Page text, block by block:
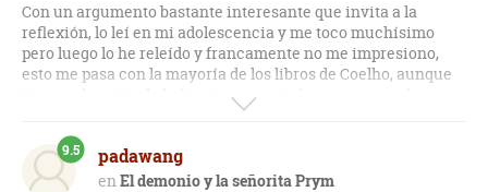
Con un argumento bastante interesante que invita a la
reflexión, lo leí en mi adolescencia y me toco muchísimo
pero luego lo he releído y francamente no me impresiono,
esto me pasa con la mayoría de los libros de Coelho, aunque
tienen el merito de haber incrementado mi amor por la
lectura en mi adolescencia. Por romántico, le daré 8.
padawang
El demonio y la señorita Prym
9.5